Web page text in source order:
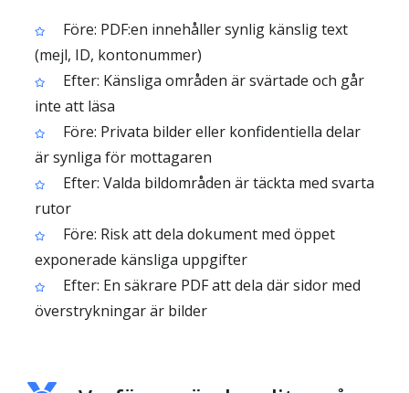
Före: PDF:en innehåller synlig känslig text
(mejl, ID, kontonummer)
Efter: Känsliga områden är svärtade och går
inte att läsa
Före: Privata bilder eller konfidentiella delar
är synliga för mottagaren
Efter: Valda bildområden är täckta med svarta
rutor
Före: Risk att dela dokument med öppet
exponerade känsliga uppgifter
Efter: En säkrare PDF att dela där sidor med
överstrykningar är bilder